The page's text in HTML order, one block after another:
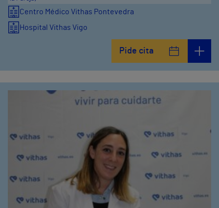
Centro Médico Vithas Pontevedra
Hospital Vithas Vigo
Pide cita